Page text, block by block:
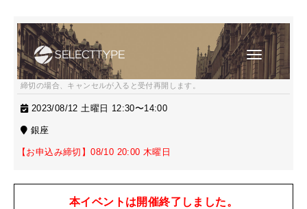
締切の場合、キャンセルが入ると受付再開します。
2023/08/12 土曜日 12:30〜14:00
銀座
【お申込み締切】08/10 20:00 木曜日
本イベントは開催終了しました。